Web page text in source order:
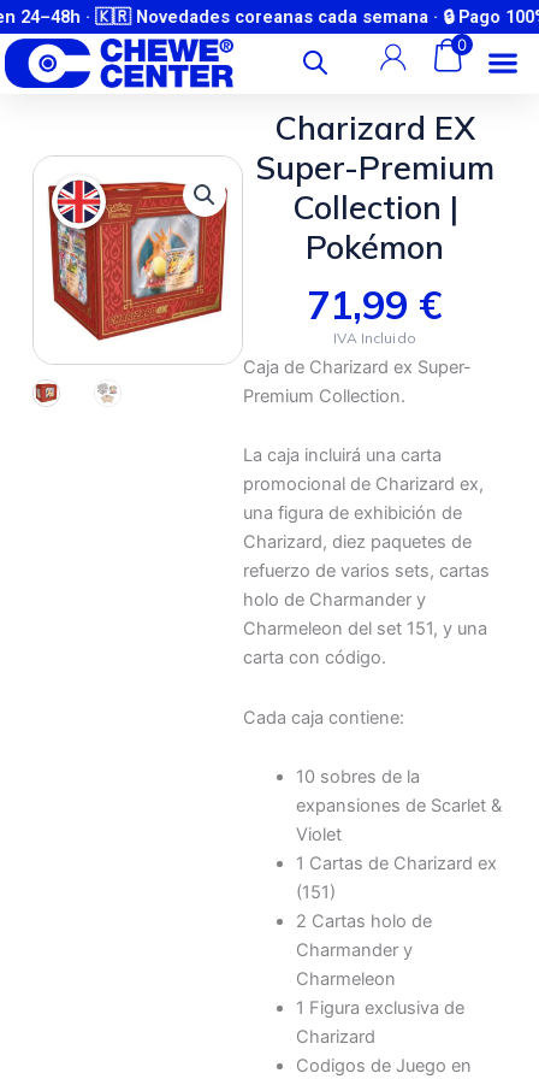
Únete a nuestra comunidad de WhatsApp y entérate de novedades y
preventas antes que nadie
Ir
al
contenido
· 🇰🇷 Novedades coreanas cada semana · 🔒 Pago 100%
0
Charizard EX
Super-Premium
Collection |
Pokémon
71,99 €
Caja de Charizard ex Super-
Premium Collection.
La caja incluirá una carta
promocional de Charizard ex,
una figura de exhibición de
Charizard, diez paquetes de
refuerzo de varios sets, cartas
holo de Charmander y
Charmeleon del set 151, y una
carta con código.
Cada caja contiene:
10 sobres de la
expansiones de Scarlet &
Violet
1 Cartas de Charizard ex
(151)
2 Cartas holo de
Charmander y
Charmeleon
1 Figura exclusiva de
Charizard
Codigos de Juego en